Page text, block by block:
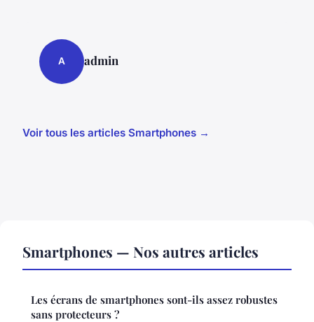
A admin
Voir tous les articles Smartphones →
Smartphones — Nos autres articles
Les écrans de smartphones sont-ils assez robustes
sans protecteurs ?